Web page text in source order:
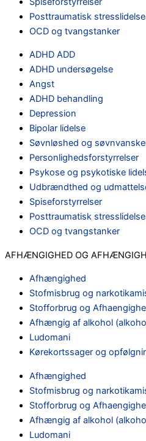
Posttraumatisk stresslidelse
OCD og tvangstanker
ADHD ADD
ADHD undersøgelse
Angst
ADHD behandling
Depression
Bipolar lidelse
Søvnløshed og
Personlighedsforstyrrelser
Psykose og psykotiske
Udbrændthed og
Spiseforstyrrelser
Posttraumatisk stresslidelse
OCD og tvangstanker
AFHÆNGIGHED OG
Afhængighed
Stofmisbrug og
Stofforbrug og
Afhængig af alkohol
Ludomani
Kørekortssager og
Afhængighed
Stofmisbrug og
Stofforbrug og
Afhængig af alkohol
Ludomani